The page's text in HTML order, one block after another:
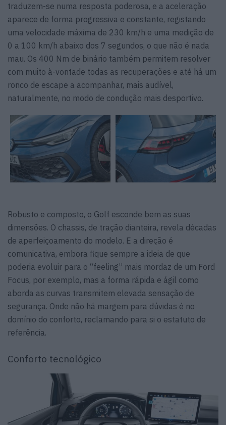
traduzem-se numa resposta poderosa, e a aceleração
aparece de forma progressiva e constante, registando
uma velocidade máxima de 230 km/h e uma medição de
0 a 100 km/h abaixo dos 7 segundos, o que não é nada
mau. Os 400 Nm de binário também permitem resolver
com muito à-vontade todas as recuperações e até há um
ronco de escape a acompanhar, mais audível,
naturalmente, no modo de condução mais desportivo.
Robusto e composto, o Golf esconde bem as suas
dimensões. O chassis, de tração dianteira, revela décadas
de aperfeiçoamento do modelo. E a direção é
comunicativa, embora fique sempre a ideia de que
poderia evoluir para o “feeling” mais mordaz de um Ford
Focus, por exemplo, mas a forma rápida e ágil como
aborda as curvas transmitem elevada sensação de
segurança. Onde não há margem para dúvidas é no
domínio do conforto, reclamando para si o estatuto de
referência.
Conforto tecnológico